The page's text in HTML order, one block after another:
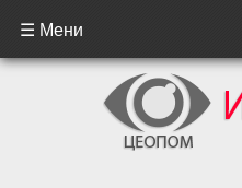
☰ Мени